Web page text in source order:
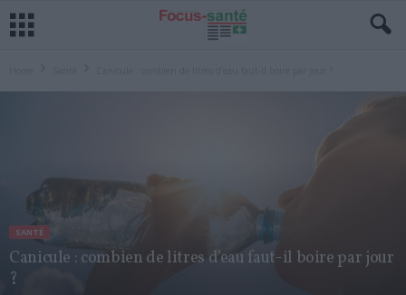
SANTÉ
Canicule : combien de litres d’eau faut-il boire par jour
?